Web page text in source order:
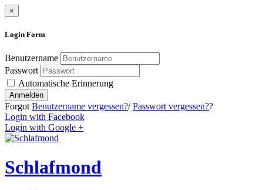
×
Login Form
Benutzername
Passwort
Automatische Erinnerung
Anmelden
Forgot Benutzername vergessen?/Passwort vergessen??
Login with Facebook
Login with Google +
Schlafmond